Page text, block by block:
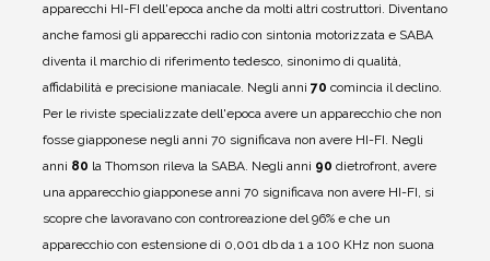
apparecchi HI-FI dell'epoca anche da molti altri costruttori. Diventano
anche famosi gli apparecchi radio con sintonia motorizzata e SABA
diventa il marchio di riferimento tedesco, sinonimo di qualità,
affidabilità e precisione maniacale. Negli anni 70 comincia il declino.
Per le riviste specializzate dell'epoca avere un apparecchio che non
fosse giapponese negli anni 70 significava non avere HI-FI. Negli
anni 80 la Thomson rileva la SABA. Negli anni 90 dietrofront, avere
una apparecchio giapponese anni 70 significava non avere HI-FI, si
scopre che lavoravano con controreazione del 96% e che un
apparecchio con estensione di 0,001 db da 1 a 100 KHz non suona